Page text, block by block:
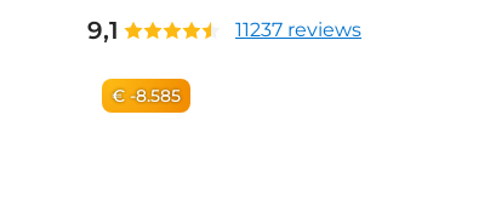
9,1 11237 reviews
€ -8.585